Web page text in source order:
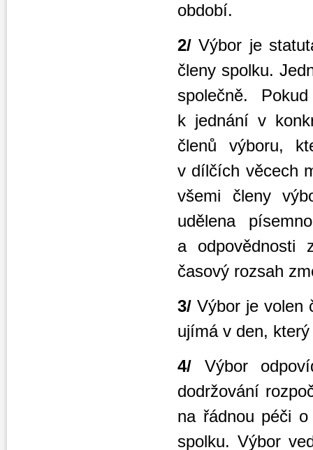
období.
2/Výbor je
členy spolku.
společně.
k jednání v
členů výboru,
v dílčích věcech
všemi členy
udělena
a odpovědnosti
časový rozsah
3/ Výbor je volen
ujímá v den,
4/ Výbor
dodržování
na řádnou péči
spolku. Výbor